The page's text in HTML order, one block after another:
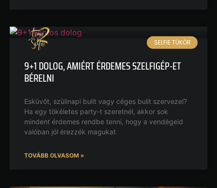
SELFIE TÜKÖR
9+1 DOLOG, AMIÉRT ÉRDEMES SZELFIGÉP-ET
BÉRELNI
Esküvőt, szülinapi bulit vagy céges bulit szervezel?
Ha egy tökéletes party-t szeretnél, akkor sok
mindent érdemes rendbe tenni, hogy a vendégeid
valóban jól érezzék magukat
TOVÁBB OLVASOM »